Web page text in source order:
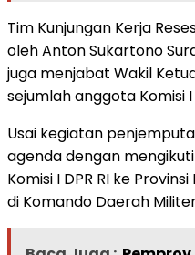
Tim Kunjungan Kerja
oleh Anton Sukartono
juga menjabat Wakil
sejumlah anggota Komisi
Usai kegiatan
agenda dengan
Komisi I DPR RI ke
di Komando Daerah